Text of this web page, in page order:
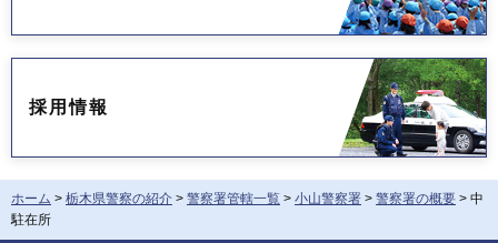
採用情報
ホーム > 栃木県警察の紹介 > 警察署管轄一覧 > 小山警察署 > 警察署の概要 > 中
駐在所